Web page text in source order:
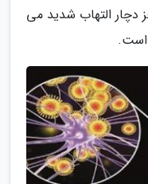
دچار التهاب شدید می
است.